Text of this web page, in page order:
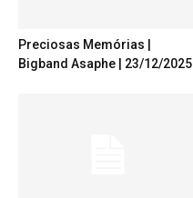
Preciosas Memórias |
Bigband Asaphe | 23/12/2025